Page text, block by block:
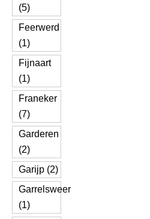
(5)
Feerwerd
(1)
Fijnaart
(1)
Franeker
(7)
Garderen
(2)
Garijp (2)
Garrelsweer
(1)